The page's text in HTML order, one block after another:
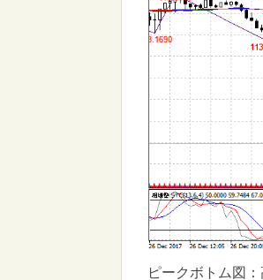
ピークボトム図